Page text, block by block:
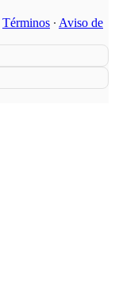
Términos ∙ Aviso de